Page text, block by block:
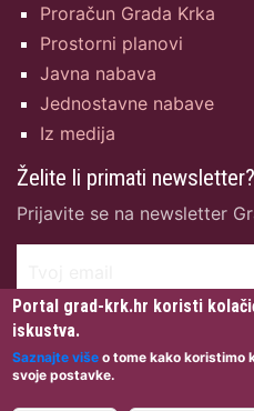
Proračun Grada Krka
Prostorni planovi
Javna nabava
Jednostavne nabave
Iz medija
Želite li primati newsletter?
Prijavite se na newsletter
Portal grad-krk.hr koristi
iskustva.
Saznajte više o tome kako koristimo
svoje postavke.